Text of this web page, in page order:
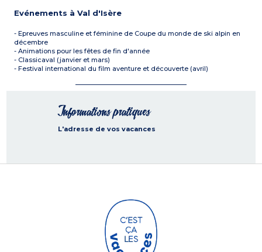
Evénements à Val d'Isère
- Epreuves masculine et féminine de Coupe du monde de ski alpin en
décembre
- Animations pour les fêtes de fin d'année
- Classicaval (janvier et mars)
- Festival international du film aventure et découverte (avril)
Informations pratiques
L'adresse de vos vacances